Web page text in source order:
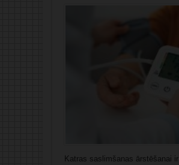
Katras saslimšanas ārstēšanai ir